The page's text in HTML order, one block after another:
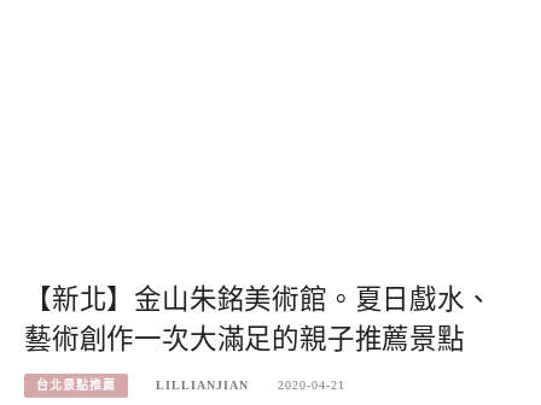
【新北】金山朱銘美術館。夏日戲水、
藝術創作一次大滿足的親子推薦景點
台北景點推薦 LILLIANJIAN 2020-04-21